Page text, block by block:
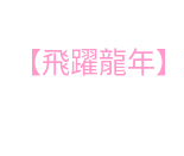
【飛躍龍年